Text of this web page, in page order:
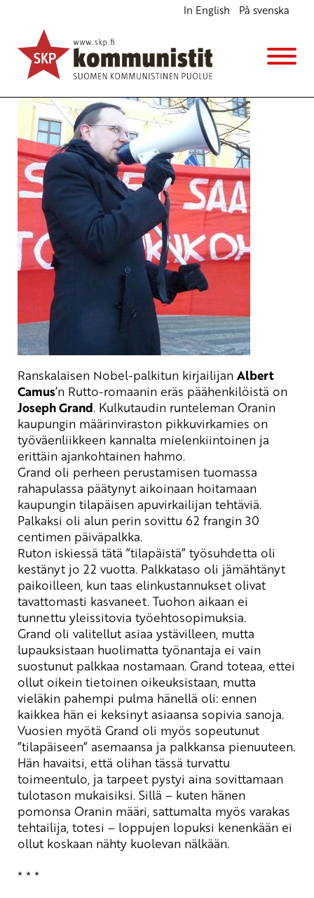
In English På svenska
Asiaan sopivat sanat
Blogi
24.8.2018 - 14:22
Ranskalaisen Nobel-palkitun kirjailijan Albert
Camus’n Rutto-romaanin eräs päähenkilöistä on
Joseph Grand. Kulkutaudin runteleman Oranin
kaupungin määrinviraston pikkuvirkamies on
työväenliikkeen kannalta mielenkiintoinen ja
erittäin ajankohtainen hahmo.
Grand oli perheen perustamisen tuomassa
rahapulassa päätynyt aikoinaan hoitamaan
kaupungin tilapäisen apuvirkailijan tehtäviä.
Palkaksi oli alun perin sovittu 62 frangin 30
centimen päiväpalkka.
Ruton iskiessä tätä ”tilapäistä” työsuhdetta oli
kestänyt jo 22 vuotta. Palkkataso oli jämähtänyt
paikoilleen, kun taas elinkustannukset olivat
tavattomasti kasvaneet. Tuohon aikaan ei
tunnettu yleissitovia työehtosopimuksia.
Grand oli valitellut asiaa ystävilleen, mutta
lupauksistaan huolimatta työnantaja ei vain
suostunut palkkaa nostamaan. Grand toteaa, ettei
ollut oikein tietoinen oikeuksistaan, mutta
vieläkin pahempi pulma hänellä oli: ennen
kaikkea hän ei keksinyt asiaansa sopivia sanoja.
Vuosien myötä Grand oli myös sopeutunut
”tilapäiseen” asemaansa ja palkkansa pienuuteen.
Hän havaitsi, että olihan tässä turvattu
toimeentulo, ja tarpeet pystyi aina sovittamaan
tulotason mukaisiksi. Sillä – kuten hänen
pomonsa Oranin määri, sattumalta myös varakas
tehtailija, totesi – loppujen lopuksi kenenkään ei
ollut koskaan nähty kuolevan nälkään.
* * *